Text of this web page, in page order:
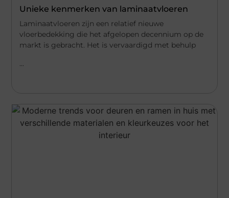
Unieke kenmerken van laminaatvloeren
Laminaatvloeren zijn een relatief nieuwe
vloerbedekking die het afgelopen decennium op de
markt is gebracht. Het is vervaardigd met behulp
...